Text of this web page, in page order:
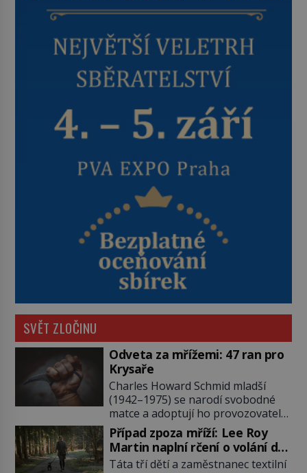
SVĚT ZLOČINU
Odveta za mřížemi: 47 ran pro
Krysaře
Charles Howard Schmid mladší
(1942–1975) se narodí svobodné
matce a adoptují ho provozovatelé
pečovatelského domu Charles a
Katharine Schmidovi. Synek jim
mnoho radosti nepřinese. Mezi
přáteli v arizonském Tusconu se
Případ zpoza mříží: Lee Roy
Martin naplní rčení o volání do
lesa
Táta tří dětí a zaměstnanec textilní